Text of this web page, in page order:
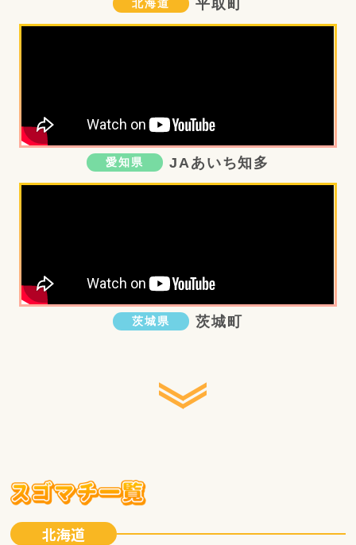
北海道 平取町
愛知県 JAあいち知多
茨城県 茨城町
北海道